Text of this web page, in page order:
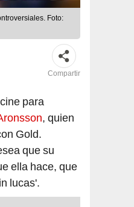
Foto:
Compartir
para
, quien
Gold.
que su
ella hace, que
lucas'.